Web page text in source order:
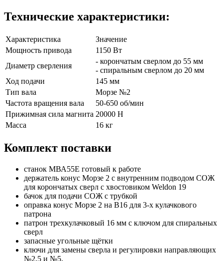
Технические характеристики:
Характеристика
Значение
Мощность привода
1150 Вт
Диаметр сверления
- корончатым сверлом до 55 мм
- спиральным сверлом до 20 мм
Ход подачи
145 мм
Тип вала
Морзе №2
Частота вращения вала
50-650 об/мин
Прижимная сила магнита 20000 Н
Масса
16 кг
Комплект поставки
станок МВА55Е готовый к работе
держатель конус Морзе 2 с внутренним подводом СОЖ
для корончатых сверл с хвостовиком Weldon 19
бачок для подачи СОЖ с трубкой
оправка конус Морзе 2 на В16 для 3-х кулачкового
патрона
патрон трехкулачковый 16 мм с ключом для спиральных
сверл
запасные угольные щётки
ключи для замены сверла и регулировки направляющих
№2,5 и №5,